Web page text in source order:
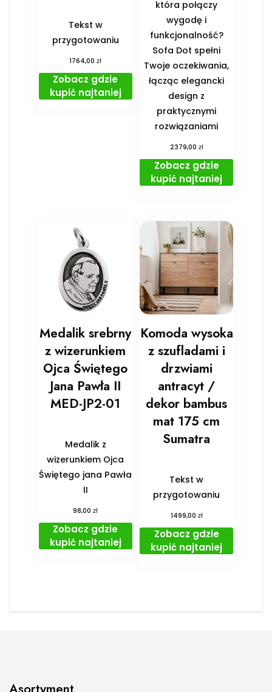
Tekst w
przygotowaniu
1764,00zł
Zobacz gdzie
kupić najtaniej
która połączy
wygodę i
funkcjonalność?
Sofa Dot spełni
Twoje oczekiwania,
łącząc elegancki
design z
praktycznymi
rozwiązaniami
2379,00 zł
Zobacz gdzie
kupić najtaniej
Medalik srebrny
z wizerunkiem
Ojca Świętego
Jana Pawła II
MED-JP2-01
Medalik z
wizerunkiem Ojca
Świętego jana Pawła
II
98,00zł
Zobacz gdzie
kupić najtaniej
Komoda wysoka
z szufladami i
drzwiami
antracyt /
dekor bambus
mat 175 cm
Sumatra
Tekst w
przygotowaniu
1499,00 zł
Zobacz gdzie
kupić najtaniej